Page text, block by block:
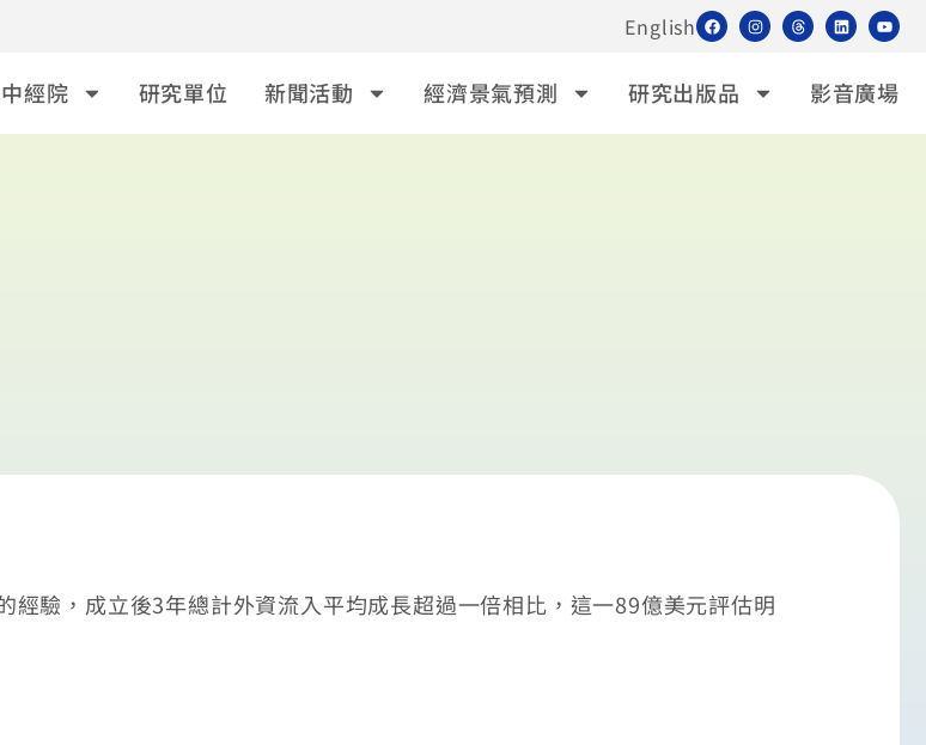
English
經院 研究單位 新聞活動 經濟景氣預測 研究出版品 影音廣場
經驗，成立後3年總計外資流入平均成長超過一倍相比，這一89億美元評估明